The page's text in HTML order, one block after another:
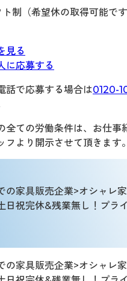
制（希望休の取得可能で
見る
に応募する
話で応募する場合は0120-
全ての労働条件は、お仕事
フより開示させて頂きます。
の家具販売企業>オシャレ
祝完休&残業無し！プラ
の家具販売企業>オシャレ